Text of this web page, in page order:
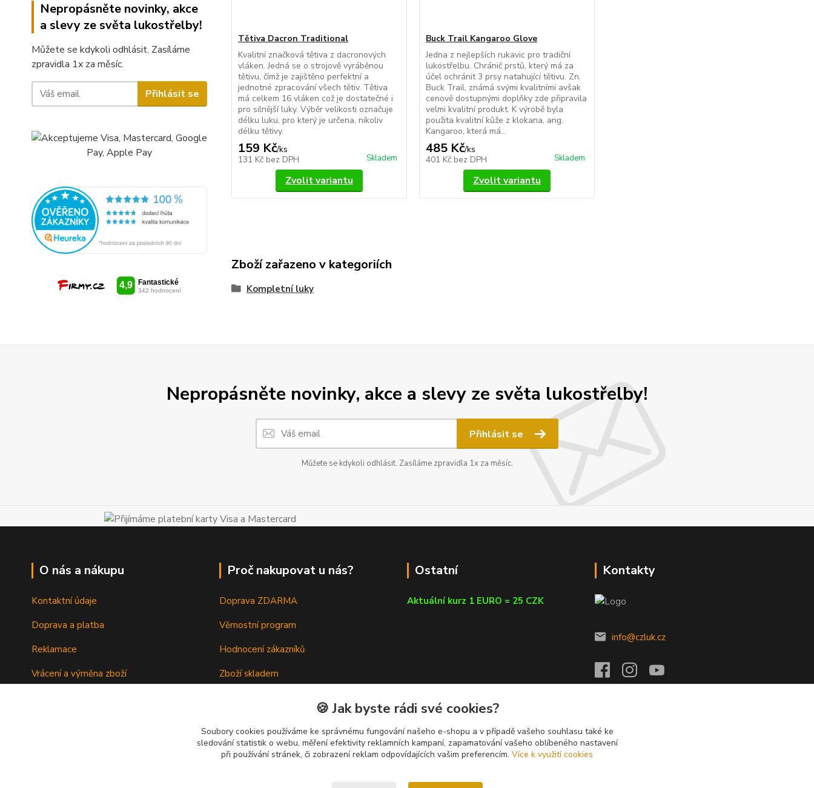
Nepropásněte novinky, akce
a slevy ze světa lukostřelby!
Můžete se kdykoli odhlásit. Zasíláme
zpravidla 1x za měsíc.
Přihlásit se
Tětiva Dacron Traditional
Kvalitní značková tětiva z dacronových
vláken. Jedná se o strojově vyráběnou
tětivu, čímž je zajištěno perfektní a
jednotné zpracování všech tětiv. Tětiva
má celkem 16 vláken což je dostatečné i
pro silnější luky. Výběr velikosti označuje
délku luku, pro který je určena, nikoliv
délku tětivy.
159 Kč/ks
131 Kč bez DPH Skladem
Zvolit variantu
Buck Trail Kangaroo Glove
Jedna z nejlepších rukavic pro tradiční
lukostřelbu. Chránič prstů, který má za
účel ochránit 3 prsy natahující tětivu. Zn.
Buck Trail, známá svými kvalitními avšak
cenově dostupnými doplňky zde připravila
velmi kvalitní produkt. K výrobě byla
použita kvalitní kůže z klokana, ang.
Kangaroo, která má...
485 Kč/ks
401 Kč bez DPH Skladem
Zvolit variantu
Zboží zařazeno v kategoriích
Kompletní luky
Nepropásněte novinky, akce a slevy ze světa lukostřelby!
Přihlásit se
Můžete se kdykoli odhlásit. Zasíláme zpravidla 1x za měsíc.
O nás a nákupu
Kontaktní údaje
Doprava a platba
Reklamace
Vrácení a výměna zboží
Proč nakupovat u nás?
Doprava ZDARMA
Věrnostní program
Hodnocení zákazníků
Zboží skladem
Ostatní
Aktuální kurz 1 EURO = 25 CZK
Kontakty
info@czluk.cz
🍪 Jak byste rádi své cookies?
Soubory cookies používáme ke správnému fungování našeho e-shopu a v případě vašeho souhlasu také ke
sledování statistik o webu, měření efektivity reklamních kampaní, zapamatování vašeho oblíbeného nastavení
při používání stránek, či zobrazení reklam odpovídajících vašim preferencím. Více k využití cookies